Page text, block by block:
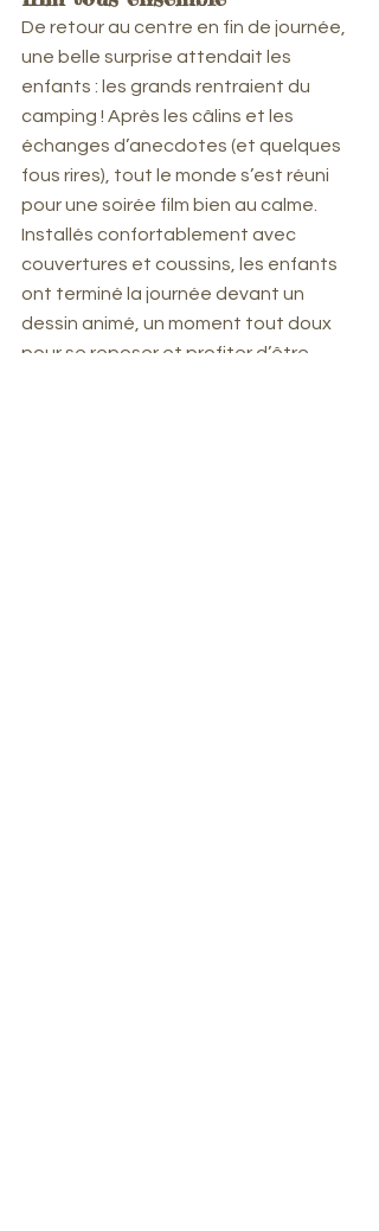
De retour au centre en fin de journée,
une belle surprise attendait les
enfants : les grands rentraient du
camping ! Après les câlins et les
échanges d’anecdotes (et quelques
fous rires), tout le monde s’est réuni
pour une soirée film bien au calme.
Installés confortablement avec
couvertures et coussins, les enfants
ont terminé la journée devant un
dessin animé, un moment tout doux
pour se reposer et profiter d’être